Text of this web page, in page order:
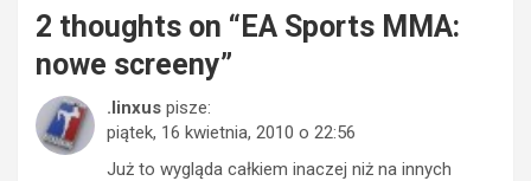
2 thoughts on “ EA Sports MMA:
nowe screeny”
.linxus pisze:
piątek, 16 kwietnia, 2010 o 22:56
Już to wygląda całkiem inaczej niż na innych